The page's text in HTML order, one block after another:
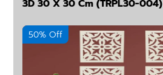
3D 30 X 30 Cm (TRPL30-004)
50% Off